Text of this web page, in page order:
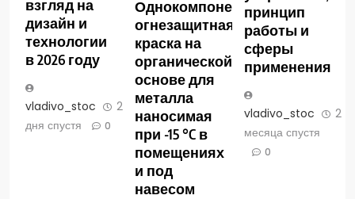
взгляд на
дизайн и
технологии
в 2026 году
vladivo_stoc
2
дня спустя
0
Однокомпонентная
огнезащитная
краска на
органической
основе для
металла
наносимая
при -15 °C в
помещениях
и под
навесом
принцип
работы и
сферы
применения
vladivo_stoc
2
месяца спустя
0